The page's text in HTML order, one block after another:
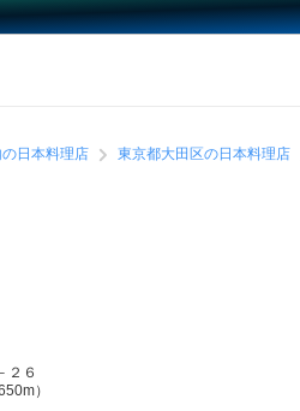
日本料理店 東京都大田区の日本料理店
２６
）